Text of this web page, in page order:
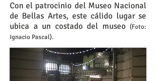
Con el patrocinio del Museo Nacional
de Bellas Artes, este cálido lugar se
ubica a un costado del museo (Foto:
Ignacio Pascal).